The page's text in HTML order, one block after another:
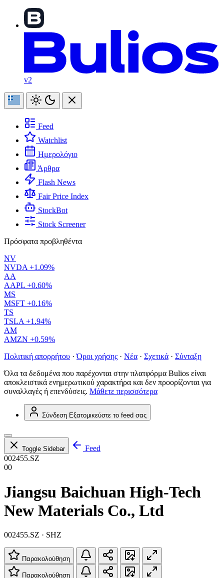
v2
Feed
Watchlist
Ημερολόγιο
Άρθρα
Flash News
Fair Price Index
StockBot
Stock Screener
Πρόσφατα προβληθέντα
NV
NVDA +1.09%
AA
AAPL +0.60%
MS
MSFT +0.16%
TS
TSLA +1.94%
AM
AMZN +0.59%
Πολιτική απορρήτου · Όροι χρήσης · Νέα · Σχετικά · Σύνταξη
Όλα τα δεδομένα που παρέχονται στην πλατφόρμα Bulios είναι
αποκλειστικά ενημερωτικού χαρακτήρα και δεν προορίζονται για
συναλλαγές ή επενδύσεις. Μάθετε περισσότερα
Σύνδεση Εξατομικεύστε το feed σας
Toggle Sidebar
Feed
002455.SZ
00
Jiangsu Baichuan High-Tech
New Materials Co., Ltd
002455.SZ · SHZ
Παρακολούθηση
Παρακολούθηση